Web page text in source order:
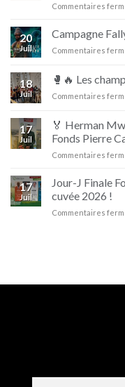
Commentaires
20
Juil
Campagne
Commentaires
18
Juil
🥊🔥 Les
Commentaires
17
Juil
🏅 Herman
Fonds Pierre
Commentaires
17
Juil
Jour-J Finale
cuvée 2026 !
Commentaires